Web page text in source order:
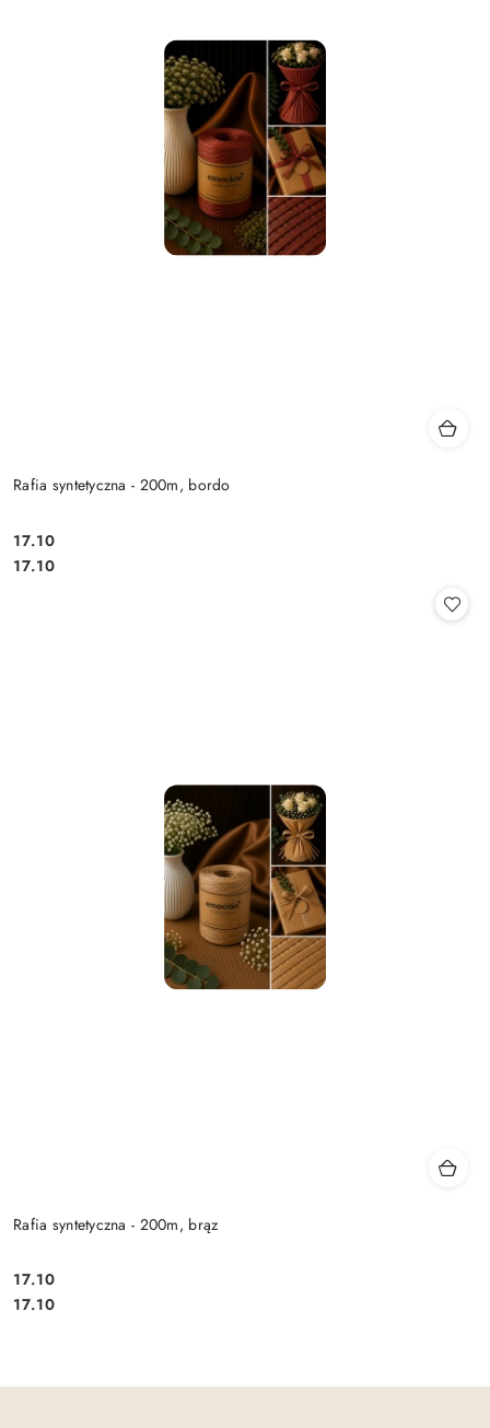
Rafia syntetyczna - 200m, bordo
Cena:
17.10
Cena:
17.10
Rafia syntetyczna - 200m, brąz
Cena:
17.10
Cena:
17.10